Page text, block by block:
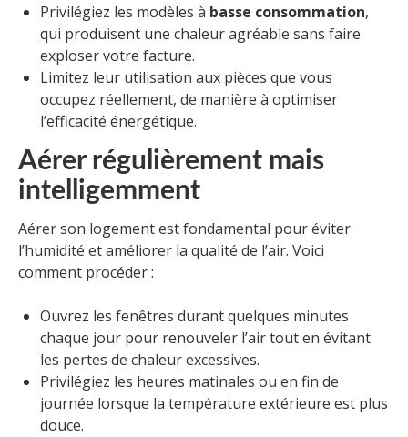
Privilégiez les modèles à basse consommation,
qui produisent une chaleur agréable sans faire
exploser votre facture.
Limitez leur utilisation aux pièces que vous
occupez réellement, de manière à optimiser
l’efficacité énergétique.
Aérer régulièrement mais
intelligemment
Aérer son logement est fondamental pour éviter
l’humidité et améliorer la qualité de l’air. Voici
comment procéder :
Ouvrez les fenêtres durant quelques minutes
chaque jour pour renouveler l’air tout en évitant
les pertes de chaleur excessives.
Privilégiez les heures matinales ou en fin de
journée lorsque la température extérieure est plus
douce.